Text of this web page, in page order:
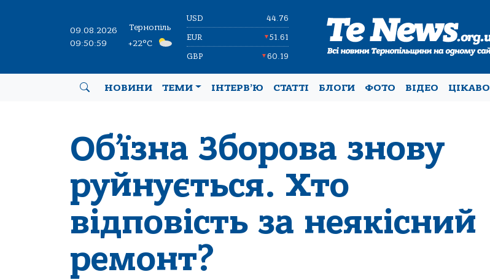
09.08.2026
09:51:00
Тернопіль
+22°C
USD 44.76
EUR ▼51.61
GBP ▼60.19
НОВИНИ ТЕМИ ІНТЕРВ’Ю СТАТТІ БЛОГИ ФОТО ВІДЕО ЦІКАВО
Об’їзна Зборова знову
руйнується. Хто
відповість за неякісний
ремонт?